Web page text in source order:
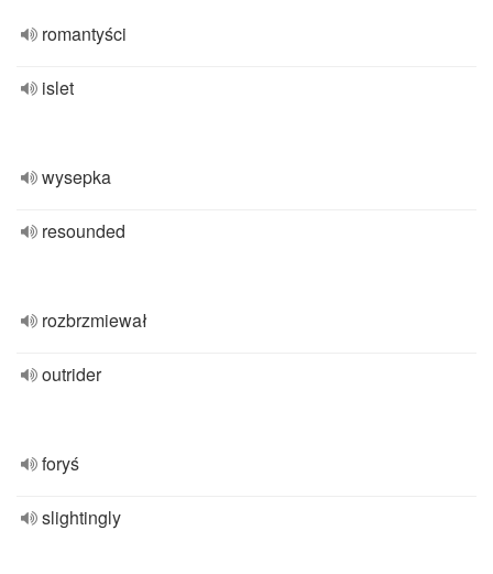
romantyści
islet
wysepka
resounded
rozbrzmiewał
outrider
foryś
slightingly